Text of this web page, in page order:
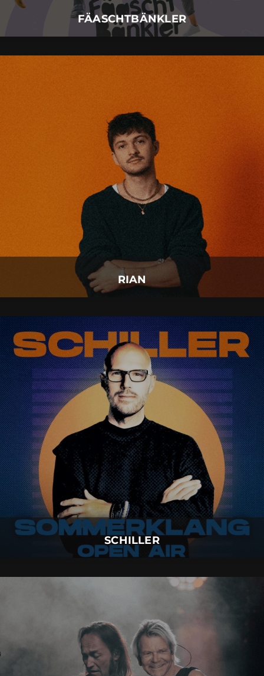
FÄASCHTBÄNKLER
RIAN
RIAN
2026 | Montag |
Mehr Details
SCHILLER
SCHILLER
SCHILLER
11. September 2026 | Freitag | Insel Mainau
Mehr Details
MATTHIAS REIM
September 2026 | Dienstag | Insel Mainau